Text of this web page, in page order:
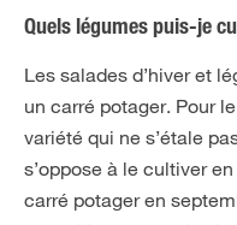
Quels légumes puis-je
Les salades d’hiver et
un carré potager. Pour
variété qui ne s’étale
s’oppose à le cultiver
carré potager en